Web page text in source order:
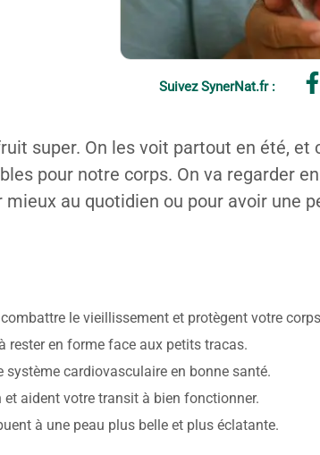
Suivez SynerNat.fr :
super. On les voit partout en été, et
pour notre corps. On va regarder
au quotidien ou pour avoir une
le vieillissement et protègent votre
rester en forme face aux petits tracas.
cardiovasculaire en bonne santé.
aident votre transit à bien fonctionner.
à une peau plus belle et plus éclatante.